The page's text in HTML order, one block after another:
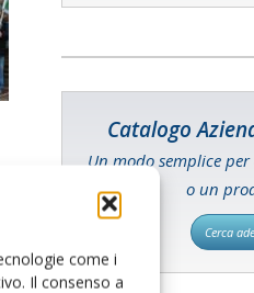
come i
Il consenso a
Catalogo
Un modo semplice
o un
Cerca